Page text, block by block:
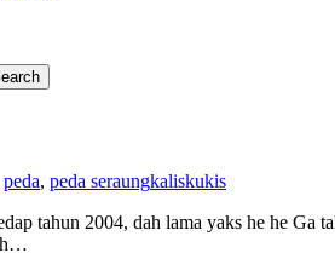
peda, peda seraungkaliskukis
tahun 2004, dah lama yaks he he